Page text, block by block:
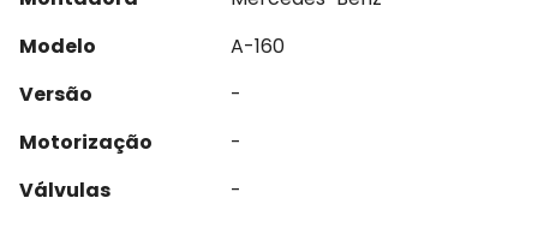
Modelo
A-160
Versão
-
Motorização
-
Válvulas
-